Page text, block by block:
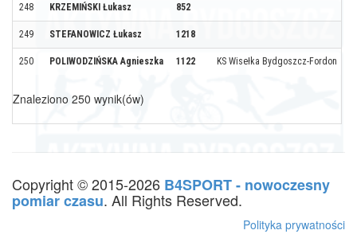
248 KRZEMIŃSKI Łukasz 852
249 STEFANOWICZ Łukasz 1218
250 POLIWODZIŃSKA Agnieszka 1122 KS Wisełka Bydgoszcz-Fordon
Znaleziono 250 wynik(ów)
Copyright © 2015-2026 B4SPORT - nowoczesny
pomiar czasu. All Rights Reserved.
Polityka prywatności